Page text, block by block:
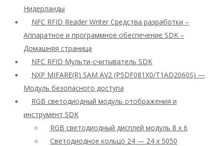
Нидерланды
NFC RFID Reader Writer Средства разработки –
Аппаратное и программное обеспечение SDK –
Домашняя страница
NFC RFID Мульти-считыватель SDK
NXP MIFARE(R) SAM AV2 (P5DF081X0/T1AD2060S) —
Модуль безопасного доступа
RGB светодиодный модуль отображения и
инструмент SDK
RGB светодиодный дисплей модуль 8 x 6
Светодиодное кольцо 24 — 24 x 5050